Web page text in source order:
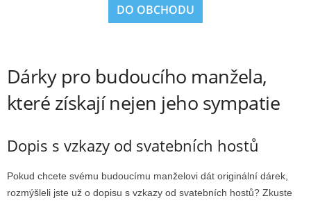
DO OBCHODU
Dárky pro budoucího manžela,
které získají nejen jeho sympatie
Dopis s vzkazy od svatebních hostů
Pokud chcete svému budoucímu manželovi dát originální dárek,
rozmýšleli jste už o dopisu s vzkazy od svatebních hostů? Zkuste